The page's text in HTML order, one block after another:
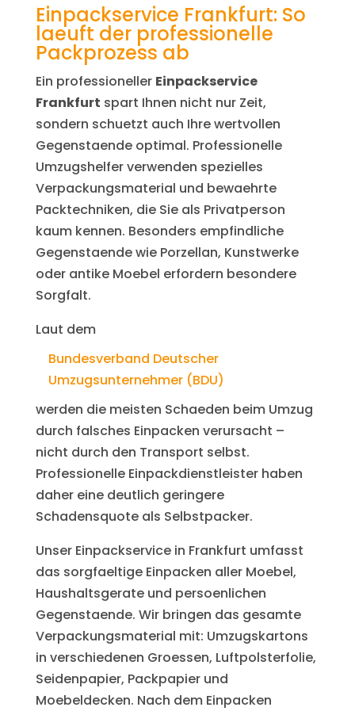
Einpackservice Frankfurt: So
laeuft der professionelle
Packprozess ab
Ein professioneller Einpackservice
Frankfurt spart Ihnen nicht nur Zeit,
sondern schuetzt auch Ihre wertvollen
Gegenstaende optimal. Professionelle
Umzugshelfer verwenden spezielles
Verpackungsmaterial und bewaehrte
Packtechniken, die Sie als Privatperson
kaum kennen. Besonders empfindliche
Gegenstaende wie Porzellan, Kunstwerke
oder antike Moebel erfordern besondere
Sorgfalt.
Laut dem
Bundesverband Deutscher
Umzugsunternehmer (BDU)
werden die meisten Schaeden beim Umzug
durch falsches Einpacken verursacht –
nicht durch den Transport selbst.
Professionelle Einpackdienstleister haben
daher eine deutlich geringere
Schadensquote als Selbstpacker.
Unser Einpackservice in Frankfurt umfasst
das sorgfaeltige Einpacken aller Moebel,
Haushaltsgerate und persoenlichen
Gegenstaende. Wir bringen das gesamte
Verpackungsmaterial mit: Umzugskartons
in verschiedenen Groessen, Luftpolsterfolie,
Seidenpapier, Packpapier und
Moebeldecken. Nach dem Einpacken